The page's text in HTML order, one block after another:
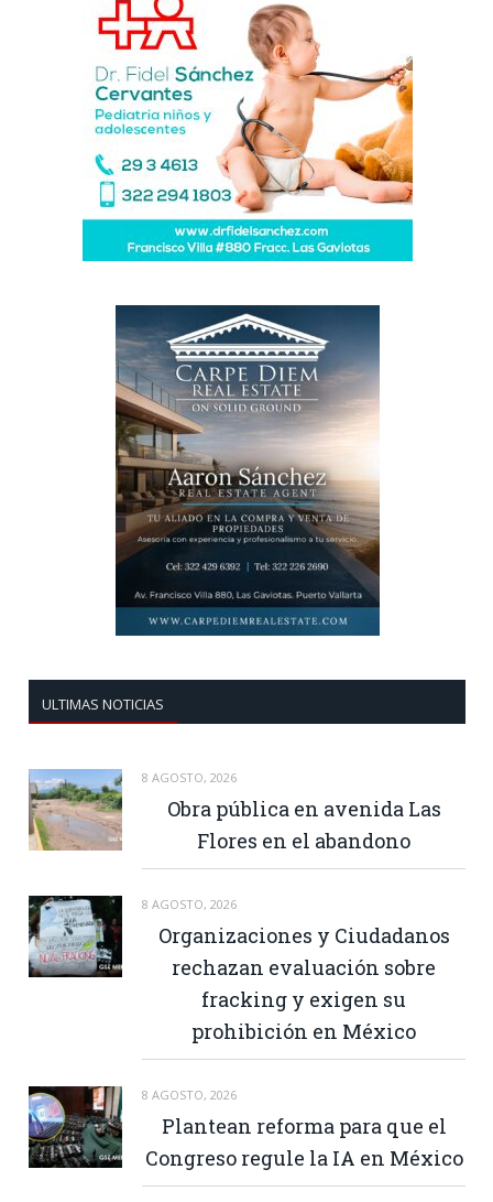
ULTIMAS NOTICIAS
8 AGOSTO, 2026
Obra pública en avenida Las
Flores en el abandono
8 AGOSTO, 2026
Organizaciones y Ciudadanos
rechazan evaluación sobre
fracking y exigen su
prohibición en México
8 AGOSTO, 2026
Plantean reforma para que el
Congreso regule la IA en México